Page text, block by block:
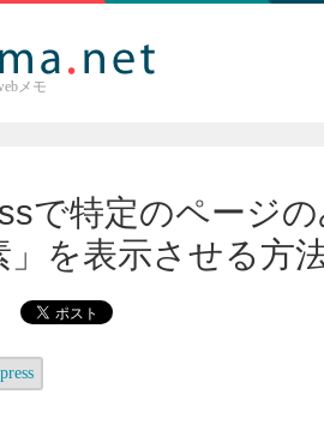
メモ
で特定のページ
」を表示させる方